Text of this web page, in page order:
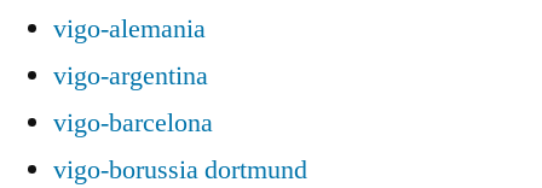
vigo-alemania
vigo-argentina
vigo-barcelona
vigo-borussia dortmund